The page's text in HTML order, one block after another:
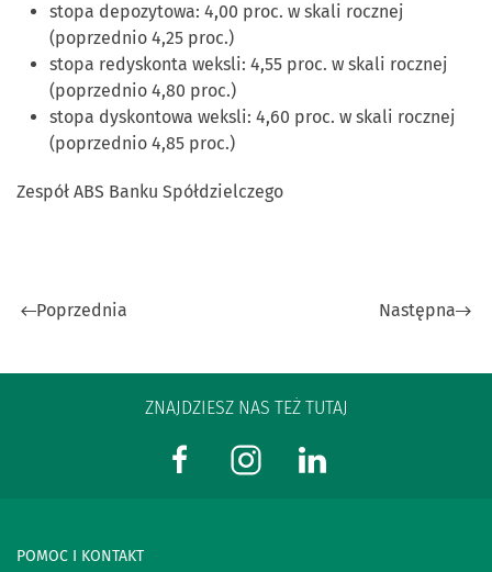
stopa depozytowa: 4,00 proc. w skali rocznej
(poprzednio 4,25 proc.)
stopa redyskonta weksli: 4,55 proc. w skali rocznej
(poprzednio 4,80 proc.)
stopa dyskontowa weksli: 4,60 proc. w skali rocznej
(poprzednio 4,85 proc.)
Zespół ABS Banku Spółdzielczego
Poprzednia Następna
ZNAJDZIESZ NAS TEŻ TUTAJ
POMOC I KONTAKT